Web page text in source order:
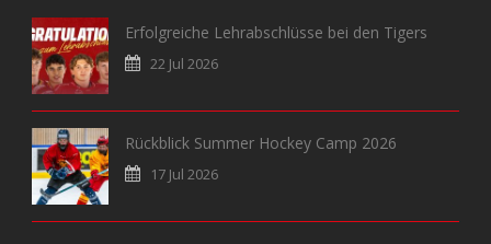
Erfolgreiche Lehrabschlüsse bei den Tigers
22 Jul 2026
Rückblick Summer Hockey Camp 2026
17 Jul 2026